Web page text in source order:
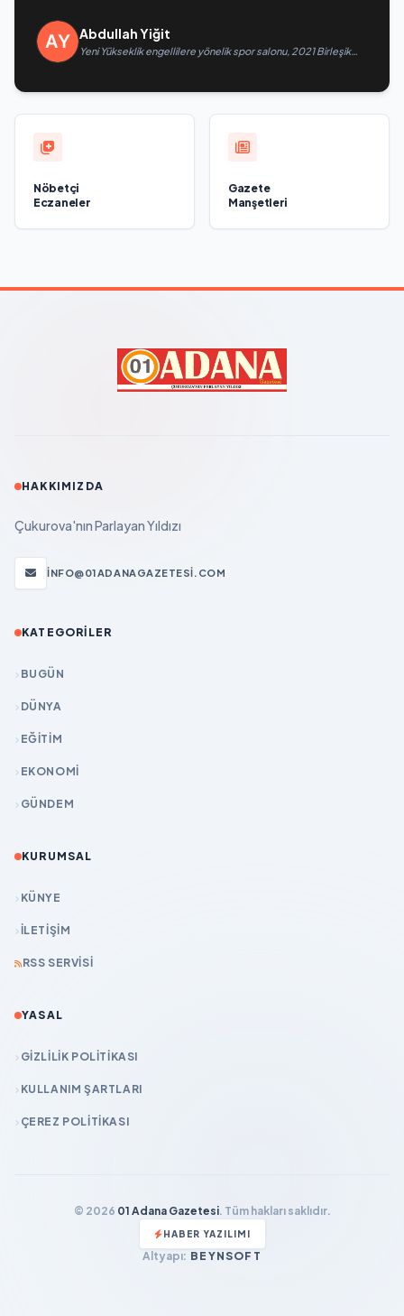
Abdullah Yiğit
Yeni Yükseklik engellilere yönelik spor salonu, 2021 Birleşik
Nöbetçi
Eczaneler
Gazete
Manşetleri
HAKKIMIZDA
Çukurova'nın Parlayan Yıldızı
INFO@01ADANAGAZETESI.COM
KATEGORILER
BUGÜN
DÜNYA
EĞİTİM
EKONOMİ
GÜNDEM
KURUMSAL
KÜNYE
İLETIŞIM
RSS SERVISI
YASAL
GIZLILIK POLITIKASI
KULLANIM ŞARTLARI
ÇEREZ POLITIKASI
© 2026 01 Adana Gazetesi. Tüm hakları saklıdır.
HABER YAZILIMI
Altyapı: BEYNSOFT